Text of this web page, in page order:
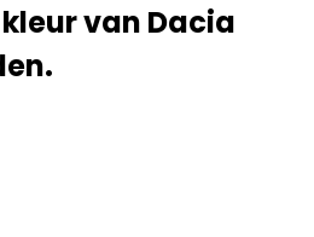
van Dacia